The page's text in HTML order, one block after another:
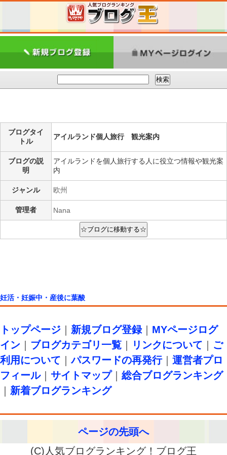
ブログタイ
トル
アイルランド個人旅行 観光案内
ブログの説
明
アイルランドを個人旅行する人に役立つ情報や観光案
内
ジャンル 欧州
管理者 Nana
妊活・妊娠中・産後に葉酸
トップページ 新規ブログ登録｜ MYページログ
イン
ブログカテゴリ一覧 リンクについて
ご
利用について ｜パスワードの再発行｜ 運営者プロ
フィール｜ サイトマップ｜ 総合ブログランキング
新着ブログランキング
ページの先頭へ
(C)人気ブログランキング！ブログ王